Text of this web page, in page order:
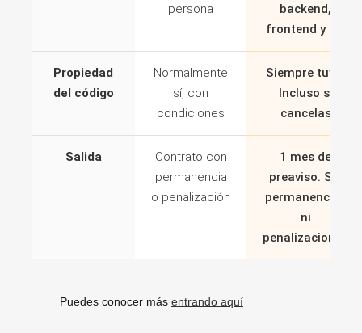
persona
backend,
frontend y QA
Propiedad
del código
Normalmente
sí, con
condiciones
Siempre tuyo.
Incluso si
cancelas
Salida
Contrato con
permanencia
o penalización
1 mes de
preaviso. Sin
permanencias
ni
penalizaciones
Puedes conocer más entrando aquí